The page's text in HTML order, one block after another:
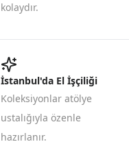
kolaydır.
İstanbul'da El İşçiliği
Koleksiyonlar atölye
ustalığıyla özenle
hazırlanır.